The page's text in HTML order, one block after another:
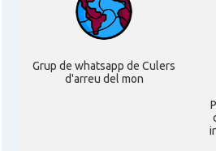
Grup de whatsapp de Culers
d'arreu del mon